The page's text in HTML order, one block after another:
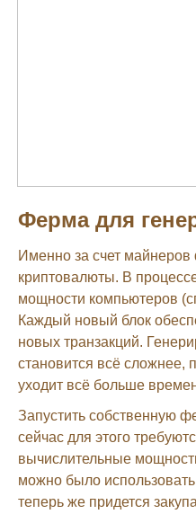
Ферма для
Именно за счет майнеров
криптовалюты. В
мощности компьютеров
Каждый новый блок
новых транзакций.
становится всё сложнее,
уходит всё больше
Запустить собственную
сейчас для этого
вычислительные
можно было
теперь же придется